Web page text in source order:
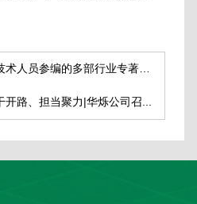
人员参编的多部行业专著出...
开路、担当聚力|华烁公司召...